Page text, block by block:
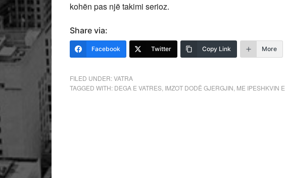
kohën pas një takimi serioz.
Share via:
Facebook Twitter Copy Link More
FILED UNDER:VATRA
TAGGED WITH: DEGA E VATRES IMZOT DODË GJERGJIN ME IPESHKVIN